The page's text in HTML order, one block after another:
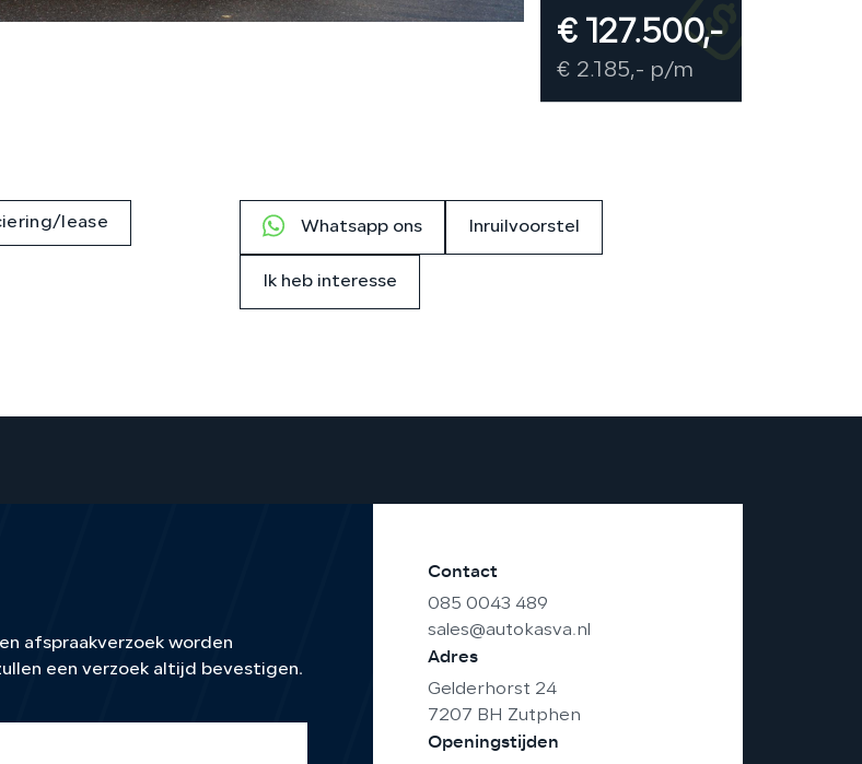
€ 127.500,-
€ 2.185,- p/m
Whatsapp ons Inruilvoorstel
Ik heb interesse
lease
afspraakverzoek worden
een verzoek altijd bevestigen.
Contact
085 0043 489
sales@autokasva.nl
Adres
Gelderhorst 24
7207 BH Zutphen
Openingstijden